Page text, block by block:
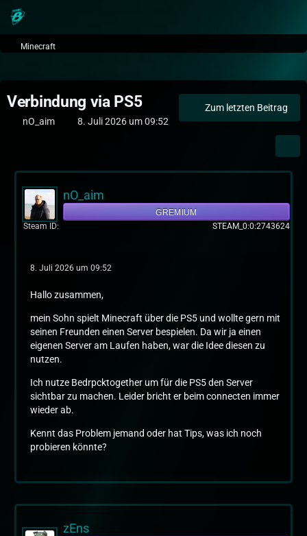
Minecraft
Verbindung via PS5
nO_aim 8. Juli 2026 um 09:52
Zum letzten Beitrag
nO_aim
GREMIUM
Steam ID
STEAM_0:0:2743624
8. Juli 2026 um 09:52
Hallo zusammen,
mein Sohn spielt Minecraft über die PS5 und wollte gern mit
seinen Freunden einen Server bespielen. Da wir ja einen
eigenen Server am Laufen haben, war die Idee diesen zu
nutzen.
Ich nutze Bedrpcktogether um für die PS5 den Server
sichtbar zu machen. Leider bricht er beim connecten immer
wieder ab.
Kennt das Problem jemand oder hat Tips, was ich noch
probieren könnte?
zEns